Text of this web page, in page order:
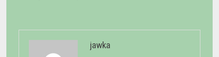
jawka